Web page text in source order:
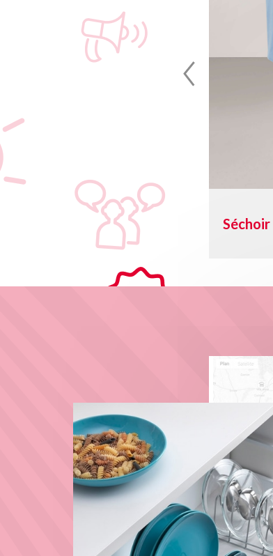
Porte-